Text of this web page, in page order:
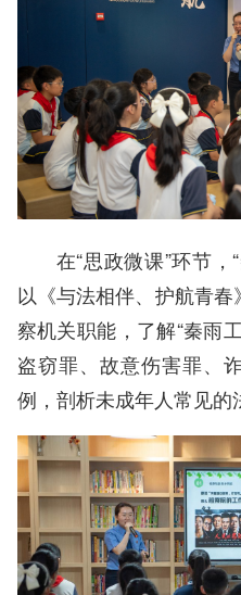
在“思政微课”环节
以《与法相伴、护航青
察机关职能，了解“秦雨
盗窃罪、故意伤害罪、
例，剖析未成年人常见的